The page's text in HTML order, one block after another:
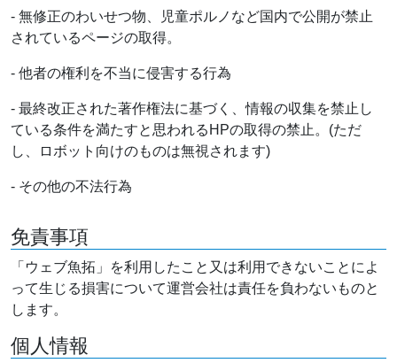
- 無修正のわいせつ物、児童ポルノなど国内で公開が禁止
されているページの取得。
- 他者の権利を不当に侵害する行為
- 最終改正された著作権法に基づく、情報の収集を禁止し
ている条件を満たすと思われるHPの取得の禁止。(ただ
し、ロボット向けのものは無視されます)
- その他の不法行為
免責事項
「ウェブ魚拓」を利用したこと又は利用できないことによ
って生じる損害について運営会社は責任を負わないものと
します。
個人情報